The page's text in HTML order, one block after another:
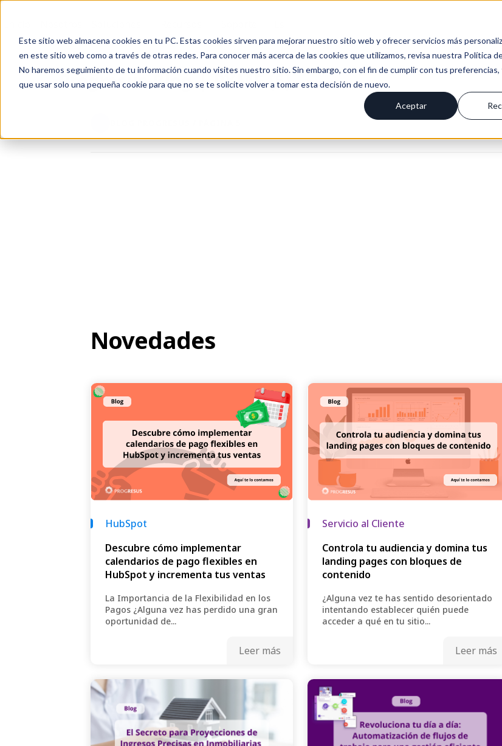
Este sitio web almacena cookies en tu PC. Estas cookies sirven para mejorar nuestro sitio web y ofrecer servicios más
en este sitio web como a través de otras redes. Para conocer más acerca de las cookies que utilizamos, revisa nuestra Política
No haremos seguimiento de tu información cuando visites nuestro sitio. Sin embargo, con el fin de cumplir con tus
que usar solo una pequeña cookie para que no se te solicite volver a tomar esta decisión de nuevo.
Aceptar
Progresus Blog | PYME (5)
Novedades
HubSpot
Descubre cómo implementar
calendarios de pago flexibles en
HubSpot y incrementa tus ventas
La Importancia de la Flexibilidad en los
Pagos ¿Alguna vez has perdido una gran
oportunidad de...
Leer más
Servicio al Cliente
Controla tu audiencia y domina tus
landing pages con bloques de
contenido
¿Alguna vez te has sentido desorientado
intentando establecer quién puede
acceder a qué en tu sitio...
Leer más